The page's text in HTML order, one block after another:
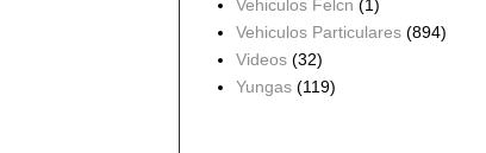
Vehiculos Felcn (1)
Vehiculos Particulares (894)
Videos (32)
Yungas (119)